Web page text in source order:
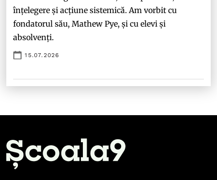
înțelegere și acțiune sistemică. Am vorbit cu
fondatorul său, Mathew Pye, și cu elevi și
absolvenți.
15.07.2026